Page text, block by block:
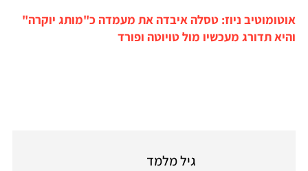
אוטומוטיב ניוז: טסלה איבדה את מעמדה כ"מותג יוקרה"
והיא תדורג מעכשיו מול טויוטה ופורד
גיל מלמד